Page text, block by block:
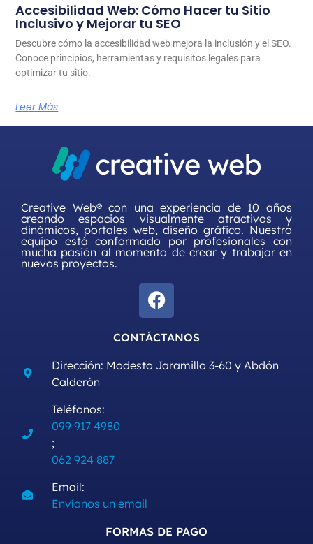
Accesibilidad Web: Cómo Hacer tu Sitio
Inclusivo y Mejorar tu SEO
Descubre cómo la accesibilidad web mejora la inclusión y el SEO.
Conoce principios, herramientas y requisitos legales para
optimizar tu sitio.
Leer Más
Creative Web® con una experiencia de 10 años
creando espacios visualmente atractivos y
dinámicos, portales web, diseño gráfico. Nuestro
equipo está conformado por profesionales con
mucha pasión al momento de crear y trabajar en
nuevos proyectos.
CONTÁCTANOS
Dirección: Modesto Jaramillo 3-60 y Abdón
Calderón
Teléfonos:
099 917 4980
;
062 924 887
Email:
Envíanos un email
FORMAS DE PAGO